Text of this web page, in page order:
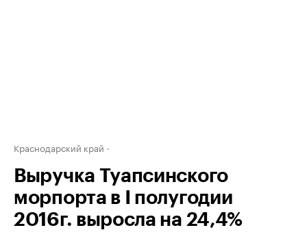
Краснодарский край
Выручка Туапсинского
морпорта в I полугодии
2016г. выросла на 24,4%